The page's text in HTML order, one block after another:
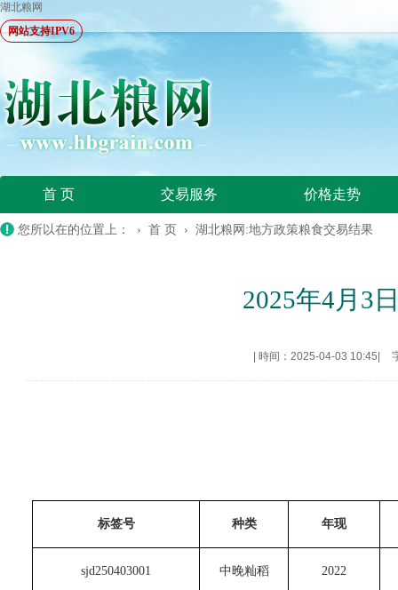
湖北粮网
网站支持IPV6
首 页 交易服务 价格走势
您所以在的位置上： › 首 页 › 湖北粮网:地方政策粮食交易结果
2025年4月3
時间：2025-04-03 10:45
标签号 种类 年现
sjd250403001 中晚籼稻 2022